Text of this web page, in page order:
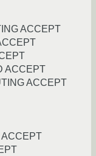
ACCEPT
ACCEPT
ACCEPT
ACCEPT